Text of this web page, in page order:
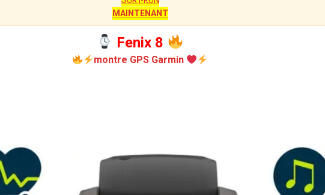
MAINTENANT
Fenix 8
montre GPS Garmin